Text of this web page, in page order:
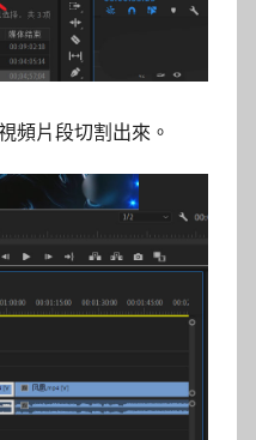
頻片段切割出來。